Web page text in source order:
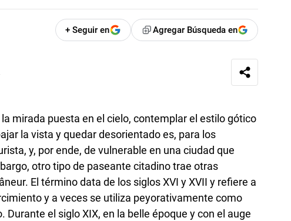
+ Seguir en Agregar Búsqueda en
mirada puesta en el cielo, contemplar el estilo gótico
la vista y quedar desorientado es, para los
y, por ende, de vulnerable en una ciudad que
otro tipo de paseante citadino trae otras
El término data de los siglos XVI y XVII y refiere a
y a veces se utiliza peyorativamente como
Durante el siglo XIX, en la belle époque y con el auge